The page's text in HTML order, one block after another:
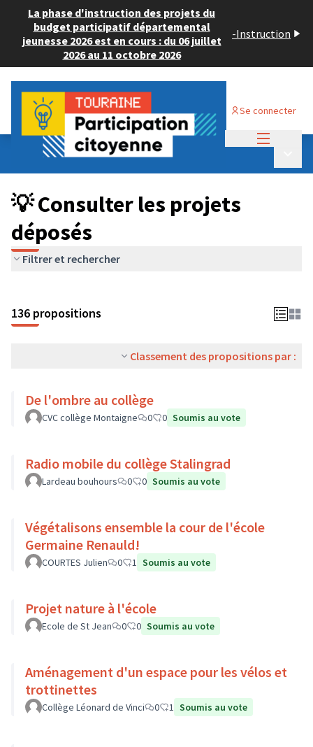
La phase d'instruction des projets du
budget participatif départemental
jeunesse 2026 est en cours : du 06 juillet
2026 au 11 octobre 2026
-Instruction
Se connecter
Budget Participatif JEUNESSE 2024
💡 Consulter les projets déposés
💡 Consulter les projets
déposés
Filtrer et rechercher
136 propositions
Classement des propositions par :
De l'ombre au collège
CVC collège Montaigne 0 0 Soumis au vote
Radio mobile du collège Stalingrad
Lardeau bouhours 0 0 Soumis au vote
Végétalisons ensemble la cour de l'école
Germaine Renauld!
COURTES Julien 0 1 Soumis au vote
Projet nature à l'école
Ecole de St Jean 0 0 Soumis au vote
Aménagement d'un espace pour les vélos et
trottinettes
Collège Léonard de Vinci 0 1 Soumis au vote